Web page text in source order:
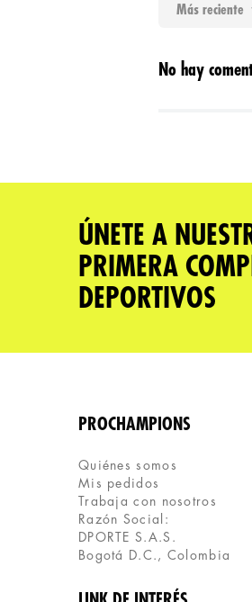
★★
Dirección
Más reciente
No hay
ÚNETE A
PRIMERA
DEPORTIVOS
PROCHAMPIONS
Quiénes somos
Mis pedidos
Trabaja con nosotros
Razón Social:
DPORTE S.A.S.
Bogotá D.C., Colombia